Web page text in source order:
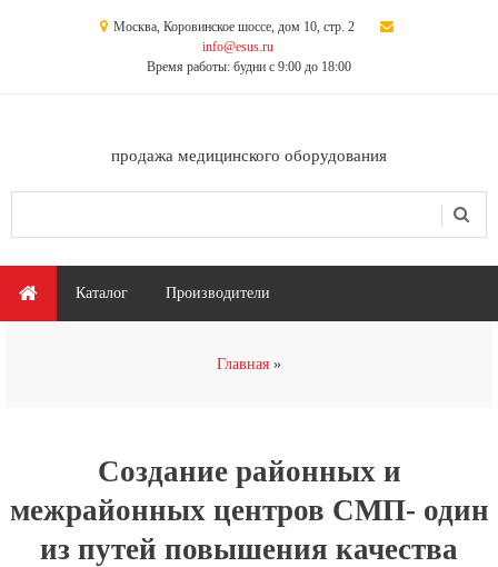
Москва, Коровинское шоссе, дом 10, стр. 2
info@esus.ru
Время работы: будни с 9:00 до 18:00
продажа медицинского оборудования
Главное меню
Каталог Производители
Главная
Создание районных и
межрайонных центров СМП- один
из путей повышения качества